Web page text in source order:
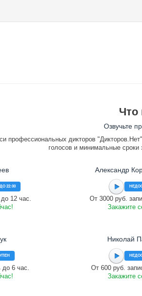
Озвучьте
профессиональных дикторов
голосов и минимальные сроки
22:00
12 час.
Александр
От 3000 руб.
Закажите
до 6 час.
Николай
От 600 руб.
Закажите